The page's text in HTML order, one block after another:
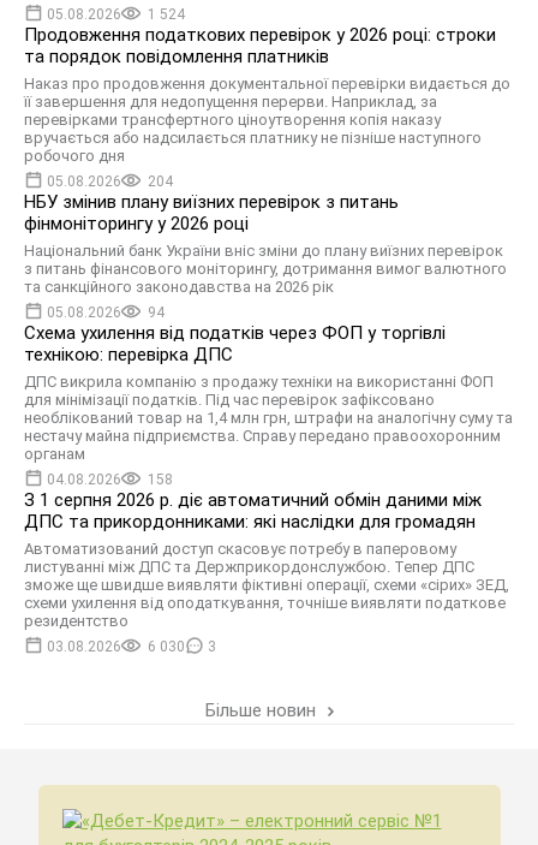
05.08.2026 1 524
Продовження податкових перевірок у 2026 році: строки
та порядок повідомлення платників
Наказ про продовження документальної перевірки видається до
її завершення для недопущення перерви. Наприклад, за
перевірками трансфертного ціноутворення копія наказу
вручається або надсилається платнику не пізніше наступного
робочого дня
05.08.2026 204
НБУ змінив плану виїзних перевірок з питань
фінмоніторингу у 2026 році
Національний банк України вніс зміни до плану виїзних перевірок
з питань фінансового моніторингу, дотримання вимог валютного
та санкційного законодавства на 2026 рік
05.08.2026 94
Схема ухилення від податків через ФОП у торгівлі
технікою: перевірка ДПС
ДПС викрила компанію з продажу техніки на використанні ФОП
для мінімізації податків. Під час перевірок зафіксовано
необлікований товар на 1,4 млн грн, штрафи на аналогічну суму та
нестачу майна підприємства. Справу передано правоохоронним
органам
04.08.2026 158
З 1 серпня 2026 р. діє автоматичний обмін даними між
ДПС та прикордонниками: які наслідки для громадян
Автоматизований доступ скасовує потребу в паперовому
листуванні між ДПС та Держприкордонслужбою. Тепер ДПС
зможе ще швидше виявляти фіктивні операції, схеми «сірих» ЗЕД,
схеми ухилення від оподаткування, точніше виявляти податкове
резидентство
03.08.2026 6 030 3
Більше новин